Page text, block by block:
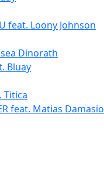
feat. Loony Johnson
Dinorath
Bluay
Titica
feat. Matias Damasio